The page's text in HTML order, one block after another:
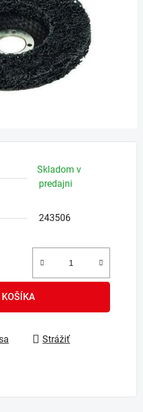
Skladom v
predajni
243506
KOŠÍKA
Strážiť